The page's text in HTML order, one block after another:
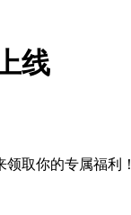
线
取你的专属福利！